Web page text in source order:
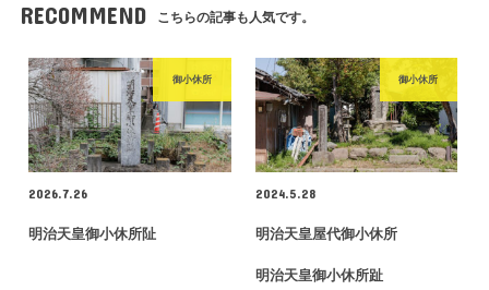
RECOMMEND こちらの記事も人気です。
御小休所
2026.7.26
明治天皇御小休所阯
御小休所
2024.5.28
明治天皇屋代御小休所
明治天皇御小休所趾